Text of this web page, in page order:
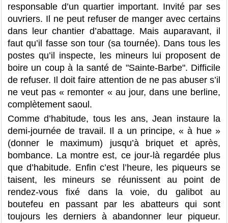
responsable d’un quartier important. Invité par ses
ouvriers. Il ne peut refuser de manger avec certains
dans leur chantier d’abattage. Mais auparavant, il
faut qu’il fasse son tour (sa tournée). Dans tous les
postes qu’il inspecte, les mineurs lui proposent de
boire un coup à la santé de "Sainte-Barbe". Difficile
de refuser. Il doit faire attention de ne pas abuser s’il
ne veut pas « remonter « au jour, dans une berline,
complètement saoul.
Comme d’habitude, tous les ans, Jean instaure la
demi-journée de travail. Il a un principe, « à hue »
(donner le maximum) jusqu’à briquet et après,
bombance. La montre est, ce jour-là regardée plus
que d’habitude. Enfin c’est l’heure, les piqueurs se
taisent, les mineurs se réunissent au point de
rendez-vous fixé dans la voie, du galibot au
boutefeu en passant par les abatteurs qui sont
toujours les derniers à abandonner leur piqueur.